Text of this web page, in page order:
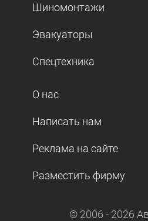
Шиномонтажи
Эвакуаторы
Спецтехника
О нас
Написать нам
Реклама на сайте
Разместить фирму
© 2006 - 2026